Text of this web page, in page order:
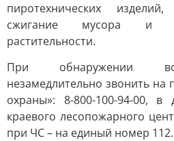
пиротехнических
сжигание мусора и
растительности.
При обнаружении
незамедлительно звонить
охраны»: 8-800-100-94-00, в
краевого лесопожарного
при ЧС – на единый номер 112.